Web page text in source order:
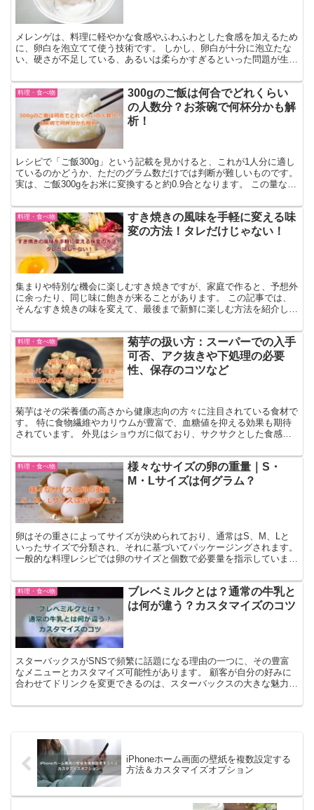
メレンゲは、料理に軽やかな食感やふわふわとした食感を加えるため
に、卵白を泡立てて使う技術です。 しかし、卵白が十分に泡立たな
い、硬さが不足している、あるいは柔らかすぎるといった問題が生じ
料理・食べ物
300gのご飯は何合でどれくらい
の人数分？お茶碗で何杯分かも解
析！
レシピで「ご飯300g」という記載を見かけると、これが1人分に適し
ているのかどうか、ただのグラム数だけでは判断が難しいものです。
実は、ご飯300gをお米に変換すると約0.9合となります。 この量なら
料理・食べ物
すき焼きの風味を手軽に変える味
変の方法！タレだけじゃない！
集まりや特別な機会に楽しむすき焼きですが、家庭で作ると、予想外
に余ったり、同じ味に飽きが来ることがあります。 この記事では、
そんなすき焼きの味を変えて、最後まで新鮮に楽しむ方法を紹介しま
料理・食べ物
菊芋の扱い方：スーパーでの入手
可否、アク抜きや下処理の必要
性、保存のコツなど
菊芋はその栄養価の高さから健康志向の方々に注目されている食材で
す。 特に食物繊維やカリウムが豊富で、血糖値を抑える効果も期待
されています。 外見はショウガに似ており、サクサクとした食感と
料理・食べ物
様々なサイズの卵の重量｜S・
M・Lサイズは何グラム？
卵はその重さによってサイズが決められており、通常はS、M、Lと
いったサイズで分類され、それに基づいてパッケージングされます。
一般的な料理レシピでは卵のサイズと個数で必要量を指示しています
料理・食べ物
ブレベミルクとは？通常の牛乳と
は何が違う？カスタマイズのコツ
スターバックスがSNSで頻繁に話題になる理由の一つに、その豊富
なメニューとカスタマイズ可能性があります。 顧客が自分の好みに
合わせてドリンクを変更できるのは、スターバックスの大きな魅力で
iPhoneホーム画面の壁紙を複数設定する
方法＆カスタマイズオプション